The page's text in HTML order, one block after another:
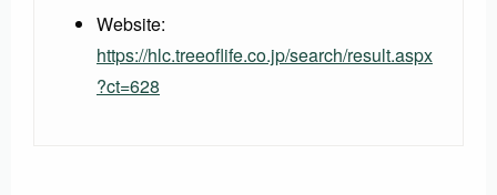
Website:
https://hlc.treeoflife.co.jp/search/result.aspx
?ct=628